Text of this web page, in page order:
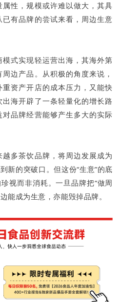
性，规模或许难以做大，其具
有品牌的尝试来看，周边生意
式实现轻运营出海，其海外第
边产品。从积极的角度来说，
资产开店的成本压力，又能快
海开辟了一条轻量化的增长路
品牌经营能够产生多大的实际
多茶饮品牌，将周边发展成为
新的突破口。但这份“生意”的底
视而非消耗。一旦品牌把“做周
能成为生意，亦能毁掉品牌。